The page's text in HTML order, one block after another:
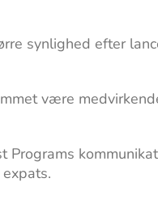
synlighed efter
være